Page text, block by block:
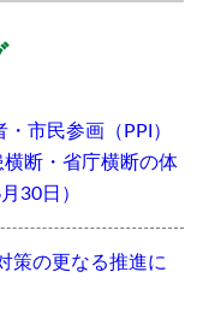
市民参画（PPI）
断・省庁横断の体
30日）
策の更なる推進に